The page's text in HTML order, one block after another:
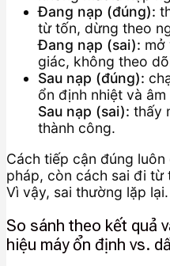
Đang nạp (đúng):
từ tốn, dừng theo
Đang nạp (sai): mở
giác, không theo
Sau nạp (đúng):
ổn định nhiệt và âm
Sau nạp (sai): thấy
thành công.
Cách tiếp cận đúng
pháp, còn cách sai đi từ
Vì vậy, sai thường lặp lại.
So sánh theo kết quả
hiệu máy ổn định vs.